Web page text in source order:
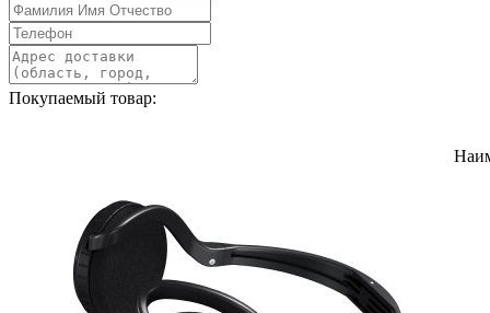
Покупаемый товар: